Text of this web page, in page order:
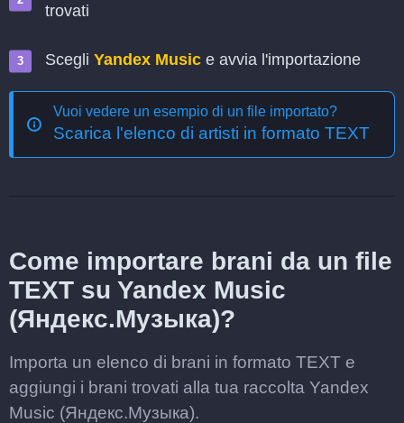
trovati
Scegli Yandex Music e avvia l'importazione
Vuoi vedere un esempio di un file importato?
Scarica l'elenco di artisti in formato TEXT
Come importare brani da un file
TEXT su Yandex Music
(Яндекс.Музыка)?
Importa un elenco di brani in formato TEXT e
aggiungi i brani trovati alla tua raccolta Yandex
Music (Яндекс.Музыка).